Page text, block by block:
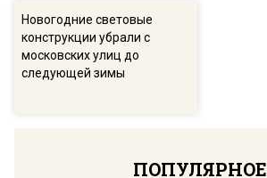
Новогодние световые
конструкции убрали с
московских улиц до
следующей зимы
ПОПУЛЯРНОЕ